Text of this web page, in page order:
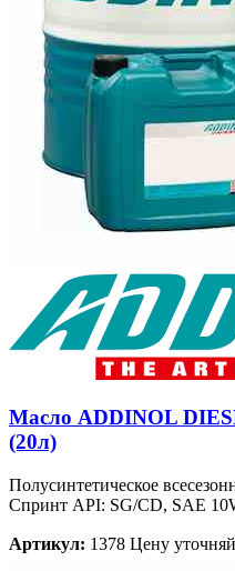
Масло ADDINOL
(20л)
Полусинтетическое
Спринт API: SG/CD, SAE
Артикул: 1378 Цену